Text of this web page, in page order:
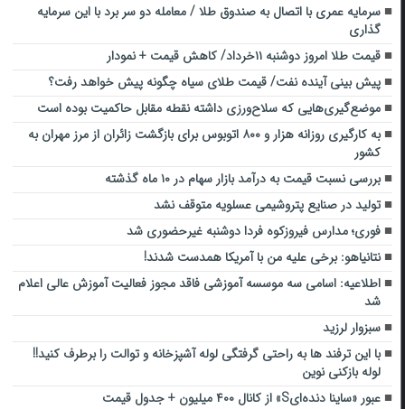
سرمایه عمری با اتصال به صندوق طلا / معامله دو سر برد با این سرمایه
گذاری
قیمت طلا امروز دوشنبه ۱۱خرداد/ کاهش قیمت + نمودار
پیش بینی آینده نفت/ قیمت طلای سیاه چگونه پیش خواهد رفت؟
موضع‌گیری‌هایی که سلاح‌ورزی داشته نقطه مقابل حاکمیت بوده است
به کارگیری روزانه هزار و ۸۰۰ اتوبوس برای بازگشت زائران از مرز مهران به
کشور
بررسی نسبت قیمت به درآمد بازار سهام در ۱۰ ماه گذشته
تولید در صنایع پتروشیمی عسلویه متوقف نشد
فوری؛ مدارس فیروزکوه فردا دوشنبه غیرحضوری شد
نتانیاهو: برخی علیه من با آمریکا همدست شدند!
اطلاعیه: اسامی سه موسسه آموزشی فاقد مجوز فعالیت آموزش عالی اعلام
شد
سبزوار لرزید
با این ترفند ها به راحتی گرفتگی لوله آشپزخانه و توالت را برطرف کنید!!
لوله بازکنی نوین
عبور «ساینا دنده‌ایS» از کانال ۴۰۰ میلیون + جدول قیمت